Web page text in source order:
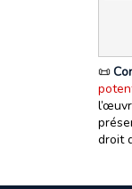
📜
droit